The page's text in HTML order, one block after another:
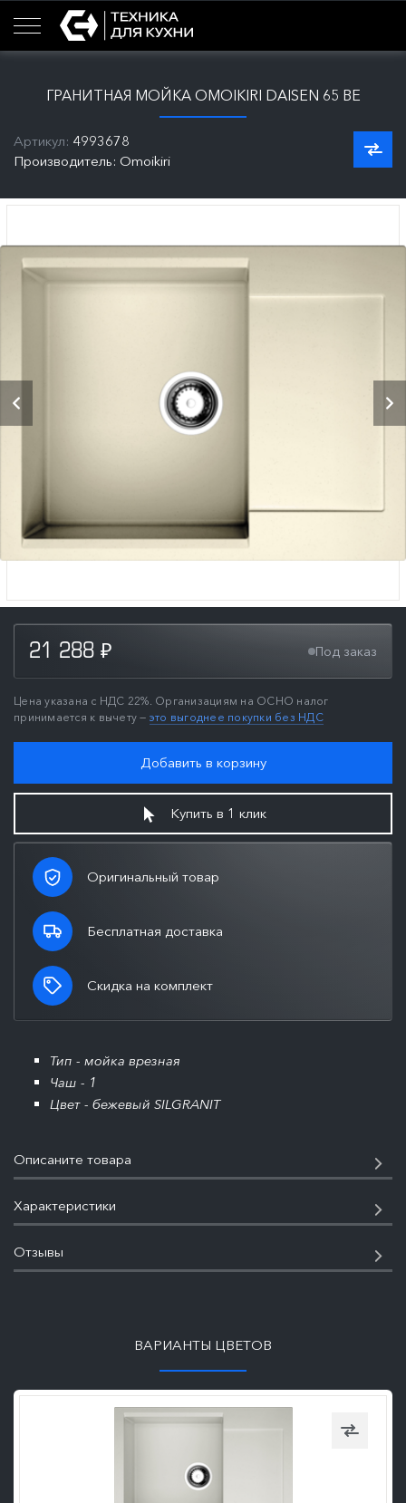
ГРАНИТНАЯ МОЙКА OMOIKIRI DAISEN 65 BE
Артикул: 4993678
Производитель: Omoikiri
21 288 ₽ Под заказ
Цена указана с НДС 22%. Организациям на ОСНО налог
принимается к вычету — это выгоднее покупки без НДС
Добавить в корзину
Купить в 1 клик
Оригинальный товар
Бесплатная доставка
Скидка на комплект
Тип - мойка врезная
Чаш - 1
Цвет - бежевый SILGRANIT
Описаните товара
Характеристики
Отзывы
ВАРИАНТЫ ЦВЕТОВ